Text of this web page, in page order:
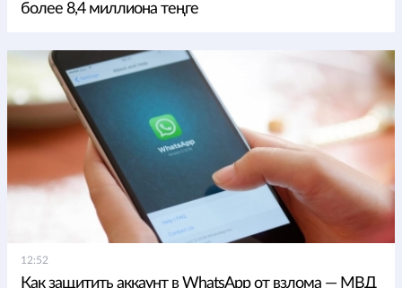
более 8,4 миллиона теңге
12:52
Как защитить аккаунт в WhatsApp от взлома — МВД